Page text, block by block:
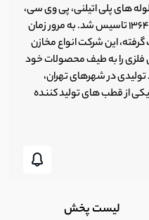
های پلی اتیلنی، پی وی سی،
فولادی، استیل و فایبرگلاس در سال 1364 تاسیس شد. به مرور زمان
این شرکت انواع مخازن
فلزی را به طیف محصولات خود
با توجه به تاسیس 4 واحد تولیدی در شهرهای تهران،
از قطب های تولید کننده
لیست پخش‌